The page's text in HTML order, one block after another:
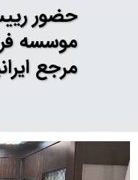
حضور
موسسه
مرجع